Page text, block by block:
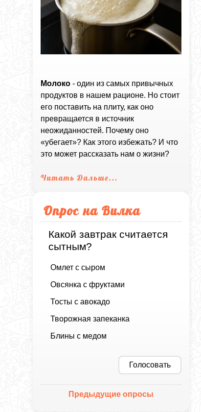
Молоко - один из самых привычных
продуктов в нашем рационе. Но стоит
его поставить на плиту, как оно
превращается в источник
неожиданностей. Почему оно
«убегает»? Как этого избежать? И что
это может рассказать нам о жизни?
Читать Дальше...
Опрос на Вилка
Какой завтрак считается
сытным?
Омлет с сыром
Овсянка с фруктами
Тосты с авокадо
Творожная запеканка
Блины с медом
Голосовать
Предыдущие опросы